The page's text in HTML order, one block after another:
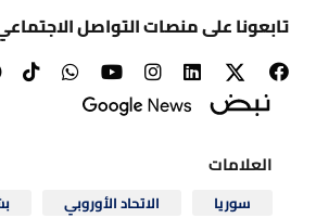
تابعونا على منصات التواصل
العلامات
سوريا الاتحاد الأوروبي